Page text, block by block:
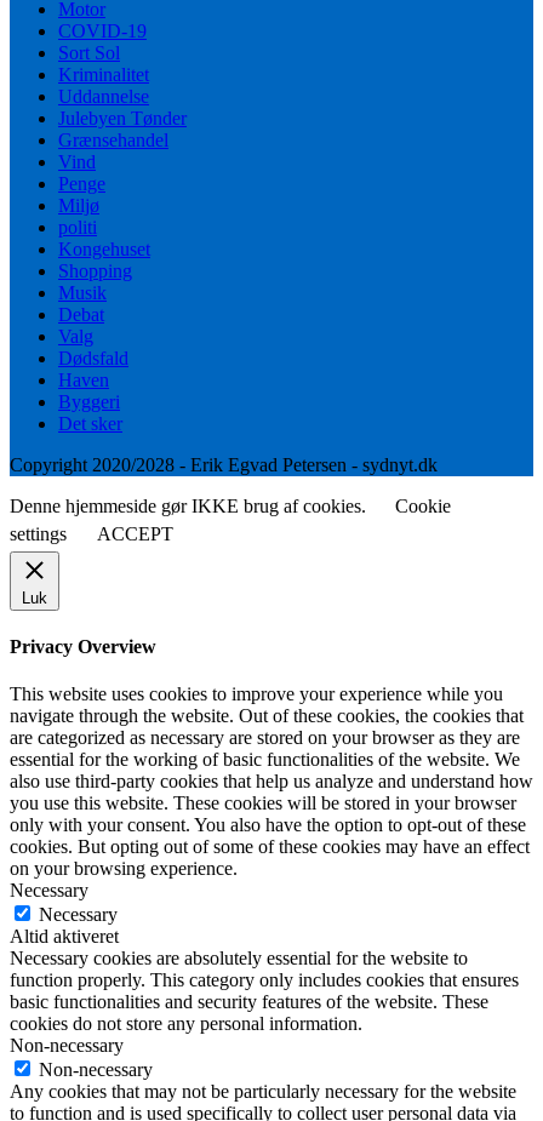
Motor
COVID-19
Sort Sol
Kriminalitet
Uddannelse
Julebyen Tønder
Grænsehandel
Vind
Penge
Miljø
politi
Kongehuset
Shopping
Musik
Debat
Valg
Dødsfald
Haven
Byggeri
Det sker
Copyright 2020/2028 - Erik Egvad Petersen - sydnyt.dk
Denne hjemmeside gør IKKE brug af cookies.
Cookie
settings
ACCEPT
Luk
Privacy Overview
This website uses cookies to improve your experience while you
navigate through the website. Out of these cookies, the cookies that
are categorized as necessary are stored on your browser as they are
essential for the working of basic functionalities of the website. We
also use third-party cookies that help us analyze and understand how
you use this website. These cookies will be stored in your browser
only with your consent. You also have the option to opt-out of these
cookies. But opting out of some of these cookies may have an effect
on your browsing experience.
Necessary
Necessary
Altid aktiveret
Necessary cookies are absolutely essential for the website to
function properly. This category only includes cookies that ensures
basic functionalities and security features of the website. These
cookies do not store any personal information.
Non-necessary
Non-necessary
Any cookies that may not be particularly necessary for the website
to function and is used specifically to collect user personal data via